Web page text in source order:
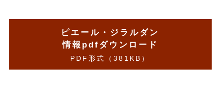
ピエール・ジラルダン
情報pdfダウンロード
PDF形式（381KB）